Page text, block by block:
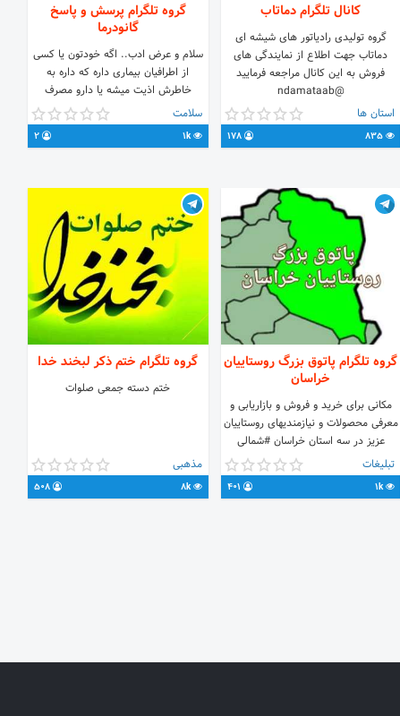
کانال تلگرام دماتاب
گروه تولیدی رادیاتور های شیشه ای
دماتاب جهت اطلاع از نمایندگی های
فروش به این کانال مراجعه فرمایید
@ndamataab
استان ها
835
178
گروه تلگرام پرسش و پاسخ
گانودرما
سلام و عرض ادب.. اگه خودتون یا کسی
از اطرافیان بیماری داره که داره به
خاطرش اذیت میشه یا دارو مصرف
میکنه،یا کلی هزینه دکتر و قرص و دارو
کرده و فکر میکنه تا اخر عمر باید با اون
بیماری کنار بیاد ما براش راهکار داریم.
میشه..💪💪😍😍 برای بهبود و کمک
درمانی هر بیماری و مشکلی که فکرشو
بکنید.. سلامتی ارزش زیادی داره...
پیشنهاد میدم بخاطر سلامتی خودتون و
اطرافیان و جامعه مون به گروه ما سر
بزنید و راجب این محصول اطلاعات کسب
کنید...❤❤
سلامت
1k
2
گروه تلگرام پاتوق بزرگ روستاییان
خراسان
مکانی برای خرید و فروش و بازاریابی و
معرفی محصولات و نیازمندیهای روستاییان
عزیز در سه استان خراسان #شمالی
#رضوی و #جنوبی و همچنین انعکاس
اخبار و رویدادهای آنها
https://t.me/joinchat/Bhks0EpUdKaZVhnX3706Xg
تبلیغات
1k
گروه تلگرام ختم ذکر لبخند خدا
ختم دسته جمعی صلوات
مذهبی
8k
508